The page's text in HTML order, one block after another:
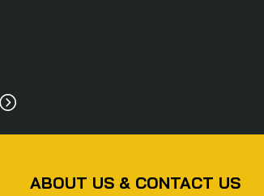
ABOUT US & CONTACT US